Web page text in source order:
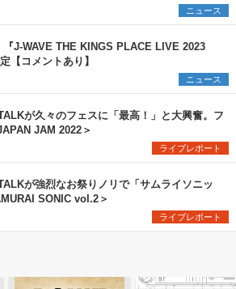
ニュース
J-WAVE THE KINGS PLACE LIVE 2023
【コメントあり】
ニュース
が久々のフェスに「最高！」と大興奮。フ
JAM 2022＞
ライブレポート
が強烈なお祭りノリで「サムライソニッ
SONIC vol.2＞
ライブレポート